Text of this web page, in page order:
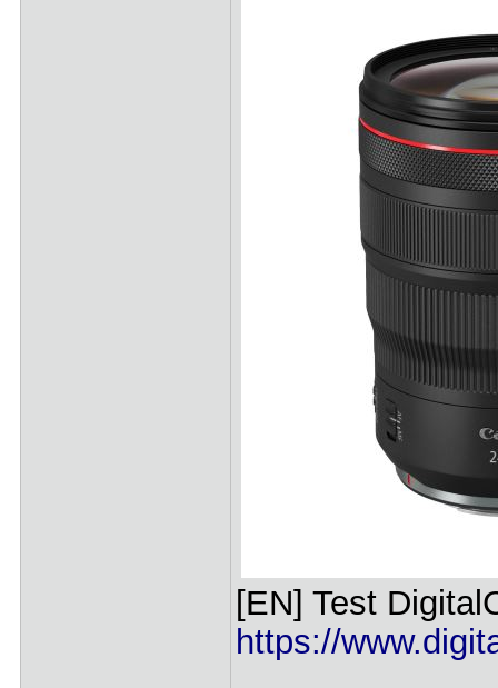
[EN] Test
https://